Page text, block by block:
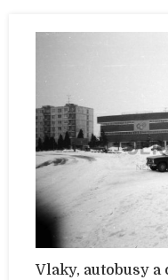
Vlaky, autobusy